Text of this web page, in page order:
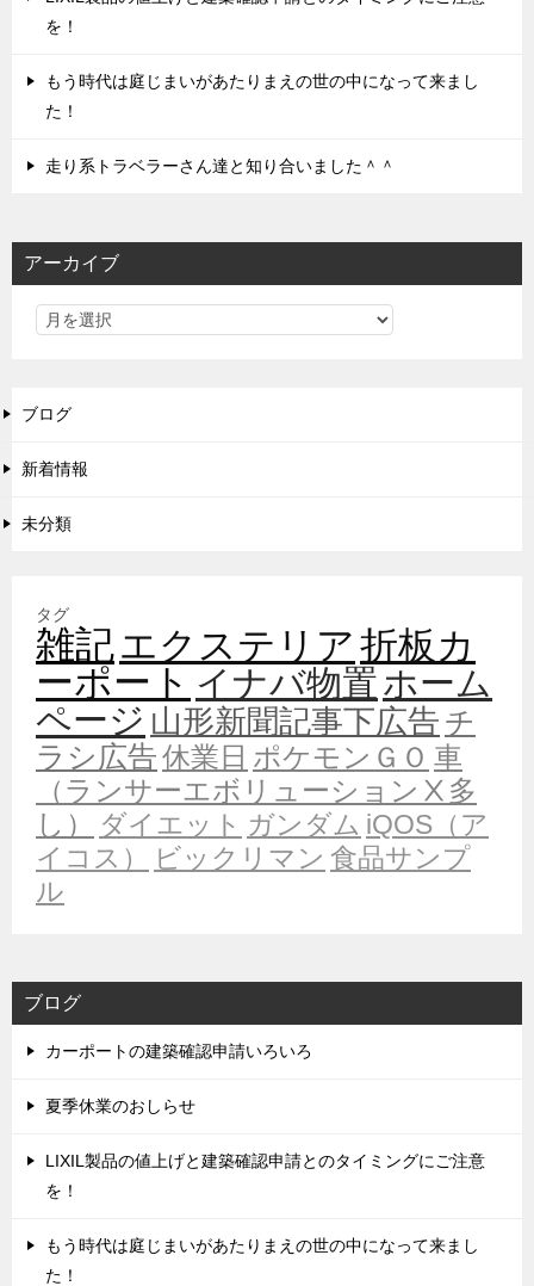
を！
もう時代は庭じまいがあたりまえの世の中になって来まし
た！
走り系トラベラーさん達と知り合いました＾＾
アーカイブ
ブログ
新着情報
未分類
タグ
雑記エクステリア折板カ
ーポート イナバ物置ホーム
ページ 山形新聞記事下広告 チ
ラシ広告休業日 ポケモンＧＯ 車
（ランサーエボリューションⅩ多
し）
ダイエット ガンダム iQOS（ア
イコス）
ビックリマン 食品サンプ
ル
ブログ
カーポートの建築確認申請いろいろ
夏季休業のおしらせ
LIXIL製品の値上げと建築確認申請とのタイミングにご注意
を！
もう時代は庭じまいがあたりまえの世の中になって来まし
た！